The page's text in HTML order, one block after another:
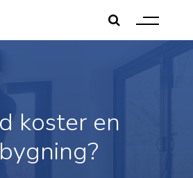
koster en